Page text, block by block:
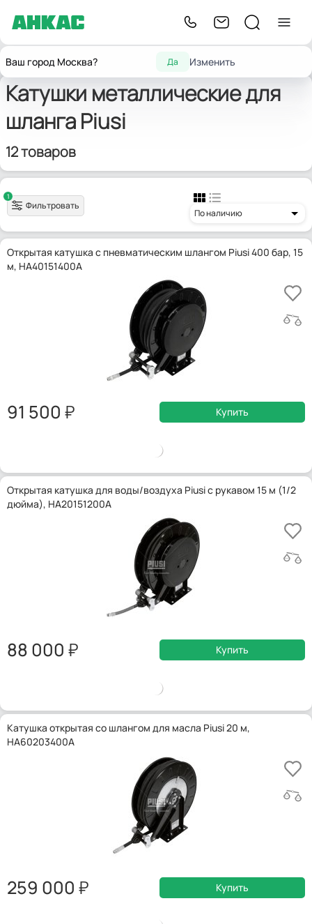
Ваш город Москва? Да Изменить
Главнаяавтосервиса
Катушкиметаллические
Катушки металлические для
шланга Piusi
12 товаров
1
Фильтровать
По наличию
Открытая катушка с пневматическим шлангом Piusi 400 бар, 15
м, HA40151400A
91 500 Купить
Открытая катушка для воды/воздуха Piusi с рукавом 15 м (1/2
дюйма), HA20151200A
88 000 Купить
Катушка открытая со шлангом для масла Piusi 20 м,
HA60203400A
259 000 Купить